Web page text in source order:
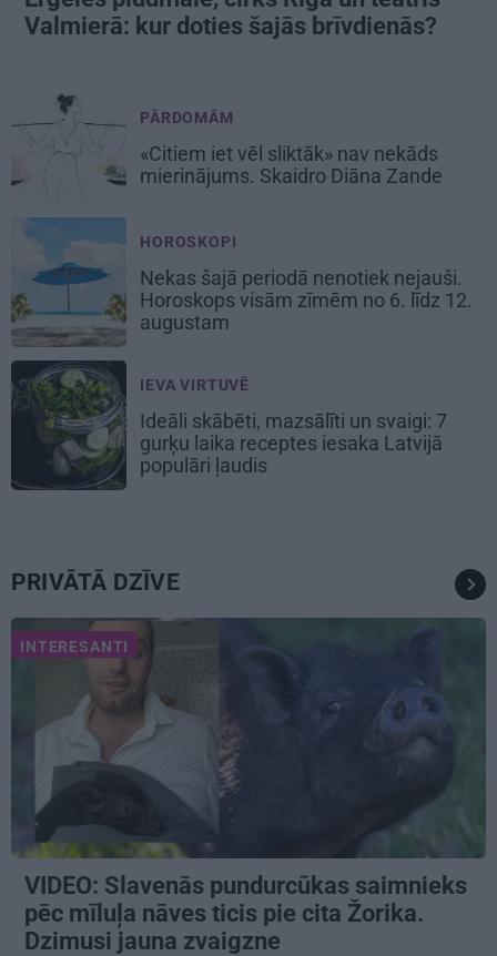
Valmierā: kur doties šajās brīvdienās?
PĀRDOMĀM
«Citiem iet vēl sliktāk» nav nekāds
mierinājums. Skaidro Diāna Zande
HOROSKOPI
Nekas šajā periodā nenotiek nejauši.
Horoskops visām zīmēm no 6. līdz 12.
augustam
IEVA VIRTUVĒ
Ideāli skābēti, mazsālīti un svaigi: 7
gurķu laika receptes iesaka Latvijā
populāri ļaudis
PRIVĀTĀ DZĪVE
INTERESANTI
VIDEO: Slavenās pundurcūkas saimnieks
pēc mīluļa nāves ticis pie cita Žorika.
Dzimusi jauna zvaigzne